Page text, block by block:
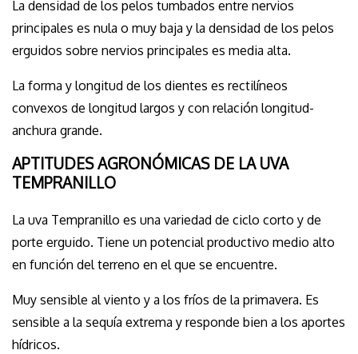
La densidad de los pelos tumbados entre nervios
principales es nula o muy baja y la densidad de los pelos
erguidos sobre nervios principales es media alta.
La forma y longitud de los dientes es rectilíneos
convexos de longitud largos y con relación longitud-
anchura grande.
APTITUDES AGRONÓMICAS DE LA UVA
TEMPRANILLO
La uva Tempranillo es una variedad de ciclo corto y de
porte erguido. Tiene un potencial productivo medio alto
en función del terreno en el que se encuentre.
Muy sensible al viento y a los fríos de la primavera. Es
sensible a la sequía extrema y responde bien a los aportes
hídricos.